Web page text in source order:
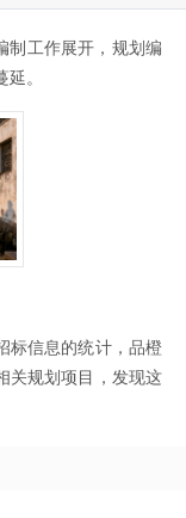
制工作展开，规划编
。
标信息的统计，品橙
关规划项目，发现这